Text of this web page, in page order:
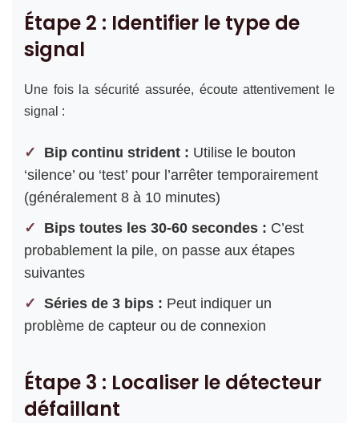
Étape 2 : Identifier le type de
signal
Une fois la sécurité assurée, écoute attentivement le
signal :
Bip continu strident : Utilise le bouton
‘silence’ ou ‘test’ pour l’arrêter temporairement
(généralement 8 à 10 minutes)
Bips toutes les 30-60 secondes : C’est
probablement la pile, on passe aux étapes
suivantes
Séries de 3 bips : Peut indiquer un
problème de capteur ou de connexion
Étape 3 : Localiser le détecteur
défaillant